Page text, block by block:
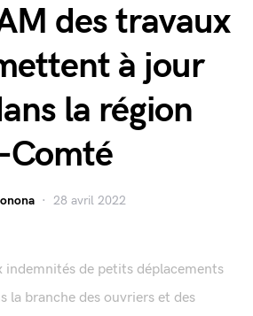
des travaux
à jour
la région
Comté
28 avril 2022
indemnités de petits déplacements
la branche des ouvriers et des